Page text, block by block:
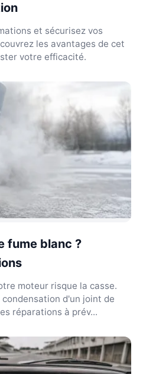
et sécurisez vos
les avantages de cet
votre efficacité.
fume blanc ?
moteur risque la casse.
d'un joint de
réparations à prév...